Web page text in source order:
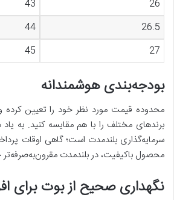
26
43
26.5
44
27
45
بودجه‌بندی هوشمندانه
محدوده قیمت مورد نظر خود را تعیین
برندهای مختلف را با هم مقایسه کنید. به
سرمایه‌گذاری بلندمدت است؛ گاهی اوقات
محصول باکیفیت، در بلندمدت مقرون‌به‌صرفه‌تر
نگهداری صحیح از بوت برای